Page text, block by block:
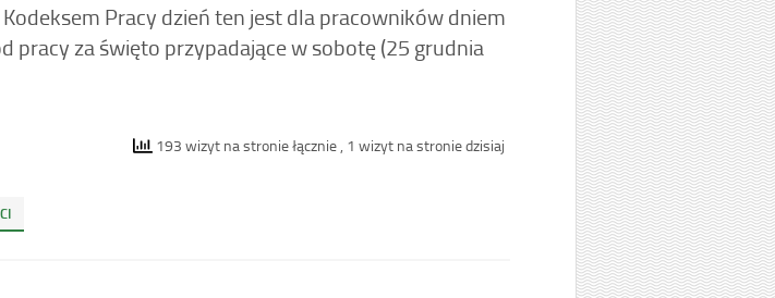
Pracy dzień ten jest dla pracowników dniem
pracy za święto przypadające w sobotę (25 grudnia
193 wizyt na stronie łącznie , 1 wizyt na stronie dzisiaj